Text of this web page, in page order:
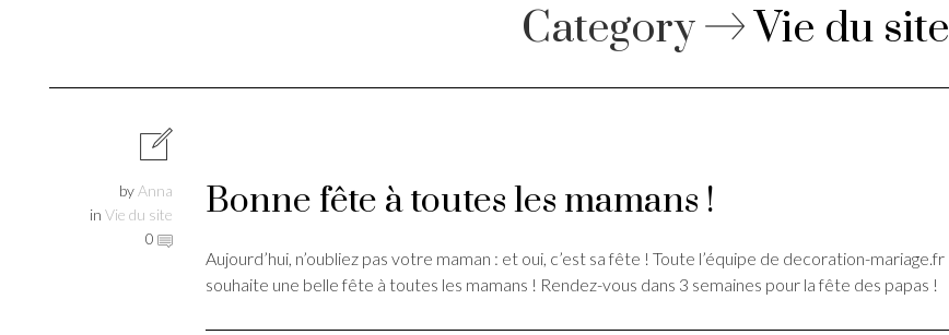
Category Vie du site
by Anna
in Vie du site
0
Bonne fête à toutes les mamans !
Aujourd’hui, n’oubliez pas votre maman : et oui, c’est sa fête ! Toute l’équipe de decoration-mariage.fr
souhaite une belle fête à toutes les mamans ! Rendez-vous dans 3 semaines pour la fête des papas !